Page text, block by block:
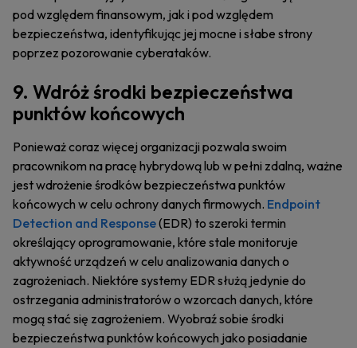
pod względem finansowym, jak i pod względem
bezpieczeństwa, identyfikując jej mocne i słabe strony
poprzez pozorowanie cyberataków.
9. Wdróż środki bezpieczeństwa
punktów końcowych
Ponieważ coraz więcej organizacji pozwala swoim
pracownikom na pracę hybrydową lub w pełni zdalną, ważne
jest wdrożenie środków bezpieczeństwa punktów
końcowych w celu ochrony danych firmowych. Endpoint
Detection and Response(EDR) to szeroki termin
określający oprogramowanie, które stale monitoruje
aktywność urządzeń w celu analizowania danych o
zagrożeniach. Niektóre systemy EDR służą jedynie do
ostrzegania administratorów o wzorcach danych, które
mogą stać się zagrożeniem. Wyobraź sobie środki
bezpieczeństwa punktów końcowych jako posiadanie